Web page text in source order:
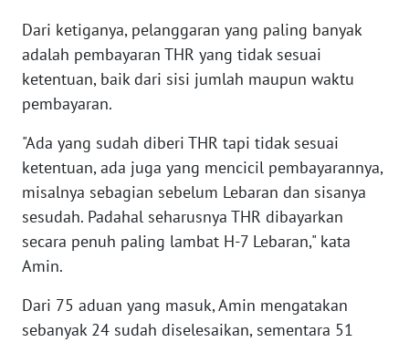
Dari ketiganya, pelanggaran yang paling banyak
adalah pembayaran THR yang tidak sesuai
ketentuan, baik dari sisi jumlah maupun waktu
pembayaran.
"Ada yang sudah diberi THR tapi tidak sesuai
ketentuan, ada juga yang mencicil pembayarannya,
misalnya sebagian sebelum Lebaran dan sisanya
sesudah. Padahal seharusnya THR dibayarkan
secara penuh paling lambat H-7 Lebaran," kata
Amin.
Dari 75 aduan yang masuk, Amin mengatakan
sebanyak 24 sudah diselesaikan, sementara 51
WN
SULTRA
WN
WN
SULTENG
WN
SULBAR
WN
BABEL